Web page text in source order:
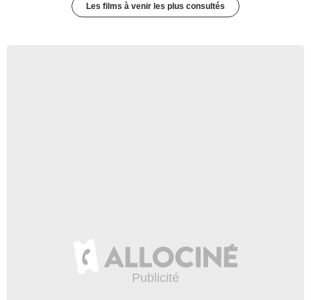
Les films à venir les plus consultés